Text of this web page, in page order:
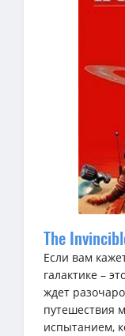
The
Если вам
галактике –
ждет
путешествия
испытанием,